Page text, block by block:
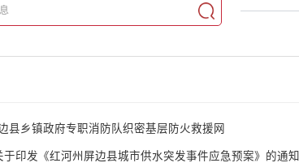
县乡镇政府专职消防队织密基层防火救援网
印发《红河州屏边县城市供水突发事件应急预案》的通知